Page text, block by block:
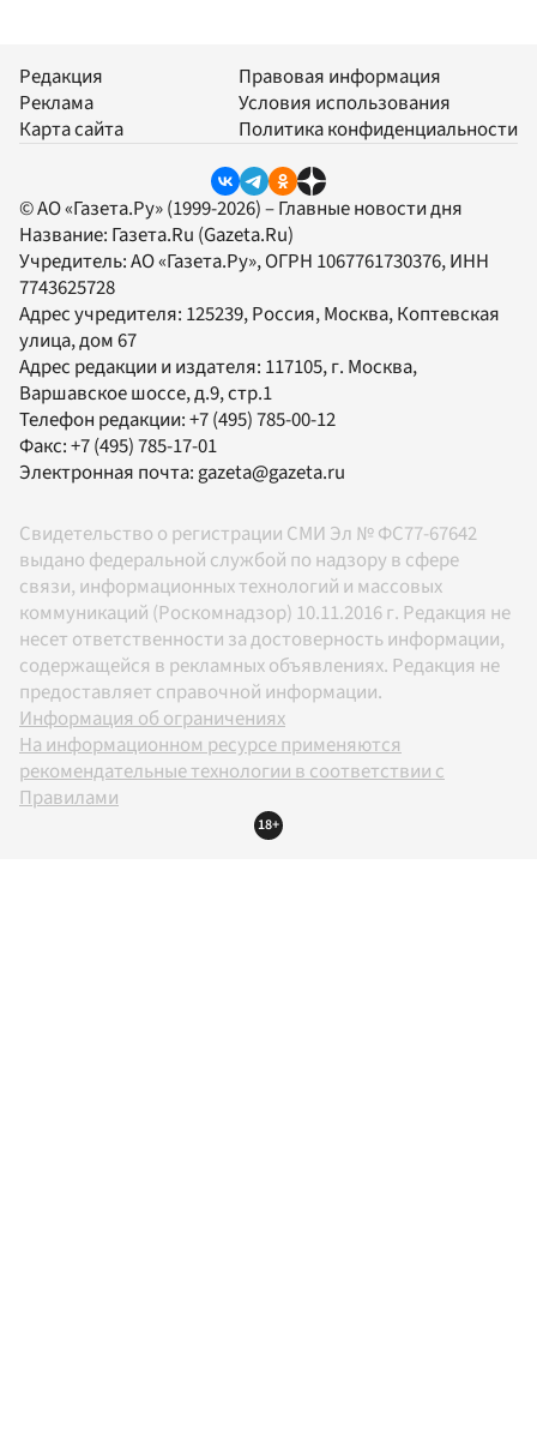
Редакция
Реклама
Карта сайта
Правовая информация
Условия использования
Политика конфиденциальности
© АО «Газета.Ру» (1999-2026) – Главные новости дня
Название: Газета.Ru (Gazeta.Ru)
Учредитель:АО «Газета.Ру», ОГРН 1067761730376, ИНН
7743625728
Адрес учредителя: 125239, Россия, Москва, Коптевская
улица, дом 67
Адрес редакции и издателя: 117105, г. Москва,
Варшавское шоссе, д.9, стр.1
Телефон редакции:+7 (495) 785-00-12
Факс:+7 (495) 785-17-01
Электронная почта: gazeta@gazeta.ru
Свидетельство о регистрации СМИ Эл № ФС77-67642
выдано федеральной службой по надзору в сфере
связи, информационных технологий и массовых
коммуникаций (Роскомнадзор) 10.11.2016 г. Редакция не
несет ответственности за достоверность информации,
содержащейся в рекламных объявлениях. Редакция не
предоставляет справочной информации.
Информация об ограничениях
На информационном ресурсе применяются
рекомендательные технологии в соответствии с
Правилами
18+